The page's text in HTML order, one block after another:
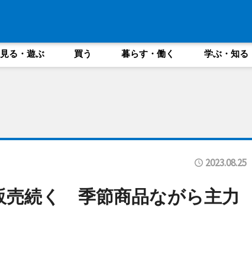
見る・遊ぶ 買う 暮らす・働く 学ぶ・知る
2023.08.25
売続く 季節商品ながら主力